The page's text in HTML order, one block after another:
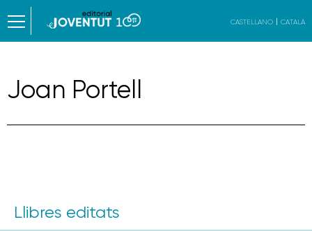
CASTELLANO CATALÀ
Joan Portell
Llibres editats